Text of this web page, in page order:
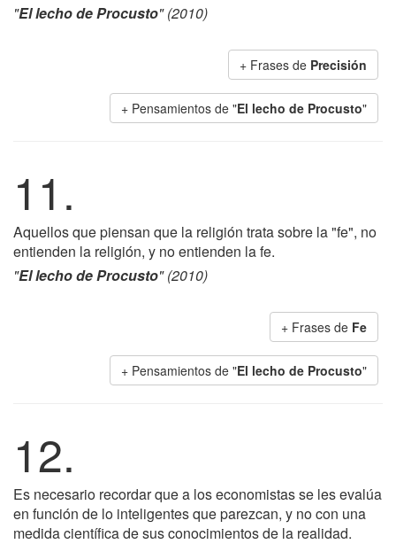
"El lecho de Procusto" (2010)
+ Frases de Precisión
+ Pensamientos de "El lecho de Procusto"
11.
Aquellos que piensan que la religión trata sobre la "fe", no
entienden la religión, y no entienden la fe.
"El lecho de Procusto" (2010)
+ Frases de Fe
+ Pensamientos de "El lecho de Procusto"
12.
Es necesario recordar que a los economistas se les evalúa
en función de lo inteligentes que parezcan, y no con una
medida científica de sus conocimientos de la realidad.